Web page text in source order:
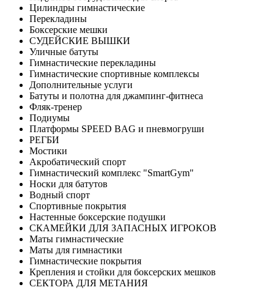
Цилиндры гимнастические
Перекладины
Боксерские мешки
СУДЕЙСКИЕ ВЫШКИ
Уличные батуты
Гимнастические перекладины
Гимнастические спортивные комплексы
Дополнительные услуги
Батуты и полотна для джампинг-фитнеса
Фляк-тренер
Подиумы
Платформы SPEED BAG и пневмогруши
РЕГБИ
Мостики
Акробатический спорт
Гимнастический комплекс "SmartGym"
Носки для батутов
Водный спорт
Спортивные покрытия
Настенные боксерские подушки
СКАМЕЙКИ ДЛЯ ЗАПАСНЫХ ИГРОКОВ
Маты гимнастические
Маты для гимнастики
Гимнастические покрытия
Крепления и стойки для боксерских мешков
СЕКТОРА ДЛЯ МЕТАНИЯ